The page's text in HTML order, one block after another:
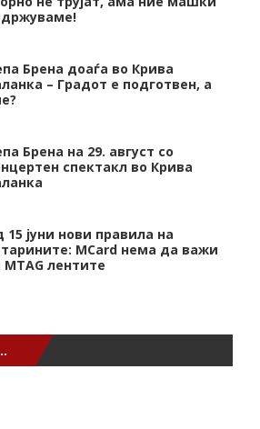
Брена доаѓа во Крива
– Градот е подготвен, а
Брена на 29. август со
спектакл во Крива
15 јуни нови правила на
MCard нема да важи
MTAG лентите